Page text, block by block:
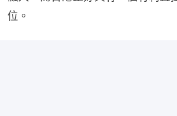
位。